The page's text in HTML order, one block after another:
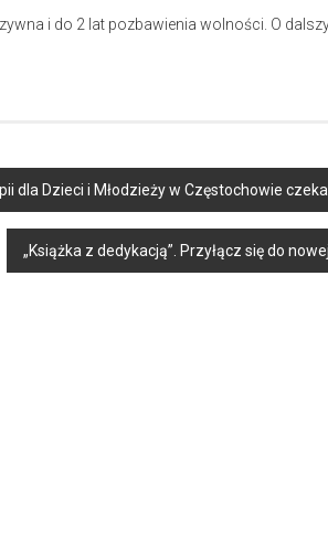
i do 2 lat pozbawienia wolności. O
dla Dzieci i Młodzieży w Częstochowie
„Książka z dedykacją”. Przyłącz się do